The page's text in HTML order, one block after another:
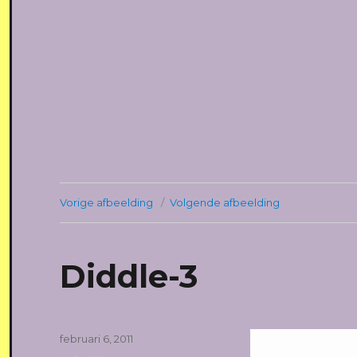
Vorige afbeelding Volgende afbeelding
Diddle-3
Geplaatst
februari 6, 2011